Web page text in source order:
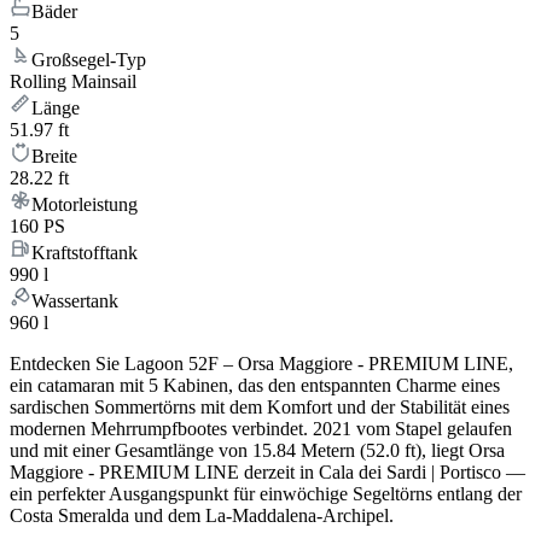
Bäder
5
Großsegel-Typ
Rolling Mainsail
Länge
51.97 ft
Breite
28.22 ft
Motorleistung
160 PS
Kraftstofftank
990 l
Wassertank
960 l
Entdecken Sie Lagoon 52F – Orsa Maggiore - PREMIUM LINE,
ein catamaran mit 5 Kabinen, das den entspannten Charme eines
sardischen Sommertörns mit dem Komfort und der Stabilität eines
modernen Mehrrumpfbootes verbindet. 2021 vom Stapel gelaufen
und mit einer Gesamtlänge von 15.84 Metern (52.0 ft), liegt Orsa
Maggiore - PREMIUM LINE derzeit in Cala dei Sardi | Portisco —
ein perfekter Ausgangspunkt für einwöchige Segeltörns entlang der
Costa Smeralda und dem La-Maddalena-Archipel.